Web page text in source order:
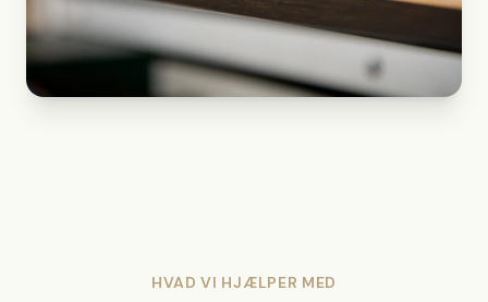
HVAD VI HJÆLPER MED